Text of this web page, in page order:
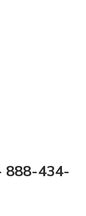
888-434-